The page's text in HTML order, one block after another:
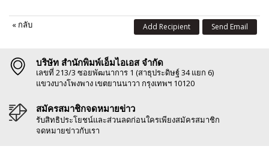
« กลับ Send Email
Add Recipient
บริษัท สำนักพิมพ์เอ็มไอเอส จำกัด
เลขที่ 213/3 ซอยพัฒนาการ 1 (สาธุประดิษฐ์ 34 แยก 6)
แขวงบางโพงพาง เขตยานนาวา กรุงเทพฯ 10120
สมัครสมาชิกจดหมายข่าว
รับสิทธิประโยชน์และส่วนลดก่อนใครเพียงสมัครสมาชิก
จดหมายข่าวกับเรา